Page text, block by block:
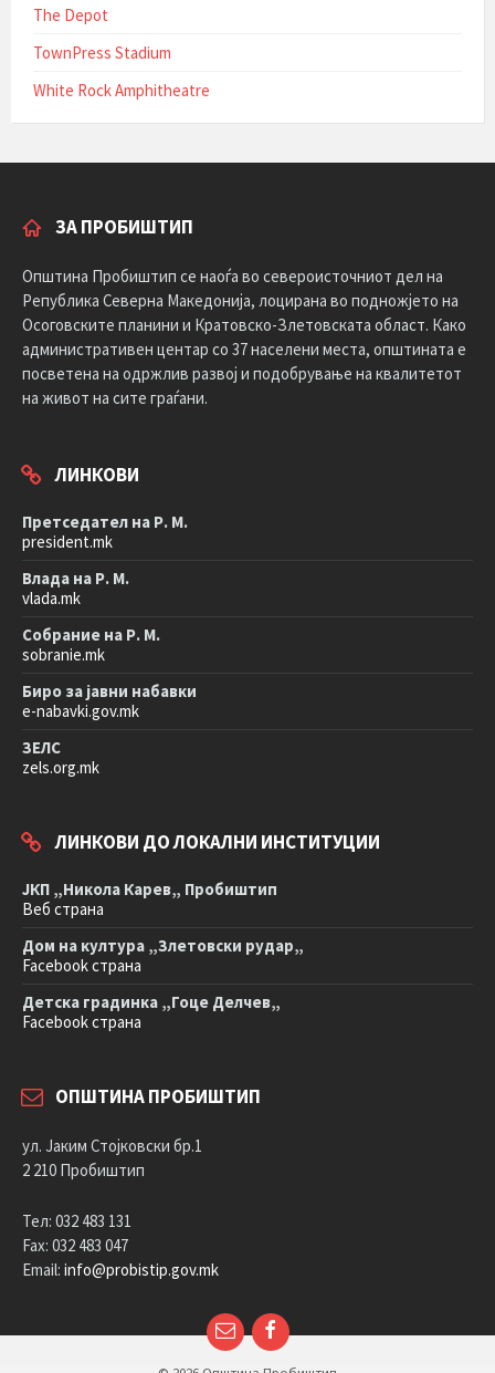
The Depot
TownPress Stadium
White Rock Amphitheatre
ЗА ПРОБИШТИП
Општина Пробиштип се наоѓа во североисточниот дел на
Република Северна Македонија, лоцирана во подножјето на
Осоговските планини и Кратовско-Злетовската област. Како
административен центар со 37 населени места, општината е
посветена на одржлив развој и подобрување на квалитетот
на живот на сите граѓани.
ЛИНКОВИ
Претседател на Р. М.
president.mk
Влада на Р. М.
vlada.mk
Собрание на Р. М.
sobranie.mk
Биро за јавни набавки
e-nabavki.gov.mk
ЗЕЛС
zels.org.mk
ЛИНКОВИ ДО ЛОКАЛНИ ИНСТИТУЦИИ
ЈКП „Никола Карев„ Пробиштип
Веб страна
Дом на култура „Злетовски рудар„
Facebook страна
Детска градинка „Гоце Делчев„
Facebook страна
ОПШТИНА ПРОБИШТИП
ул. Јаким Стојковски бр.1
2 210 Пробиштип
Тел: 032 483 131
Fax: 032 483 047
Email: info@probistip.gov.mk
Е-
пошта
Facebook